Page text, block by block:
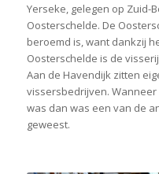
Yerseke, gelegen op Zuid-
Oosterschelde. De
beroemd is, want dankzij
Oosterschelde is de
Aan de Havendijk zitten
vissersbedrijven.
was dan was een van de
geweest.